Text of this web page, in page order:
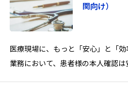
関向け）
医療現場に、もっと「安心」と「
業務において、患者様の本人確認は